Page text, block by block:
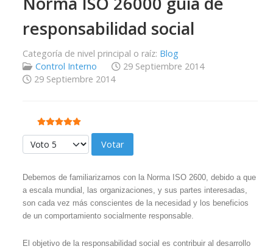
responsabilidad social
Categoría de nivel principal o raíz: Blog
Control Interno
29 Septiembre 2014
29 Septiembre 2014
Ratio:5/5
Por favor, vote
Debemos de familiarizarnos con la Norma ISO 2600, debido a que
a escala mundial, las organizaciones, y sus partes interesadas,
son cada vez más conscientes de la necesidad y los beneficios
de un comportamiento socialmente responsable.
El objetivo de la responsabilidad social es contribuir al desarrollo